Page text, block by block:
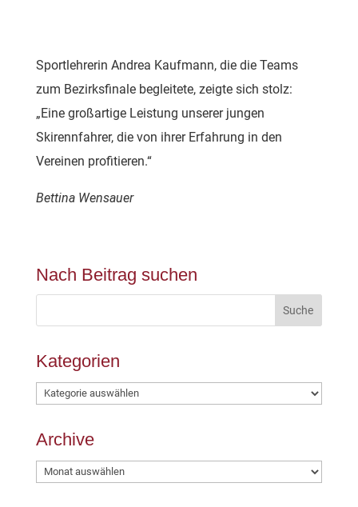
Sportlehrerin Andrea Kaufmann, die die Teams
zum Bezirksfinale begleitete, zeigte sich stolz:
„Eine großartige Leistung unserer jungen
Skirennfahrer, die von ihrer Erfahrung in den
Vereinen profitieren.“
Bettina Wensauer
Nach Beitrag suchen
Kategorien
Kategorien
Archive
Archive